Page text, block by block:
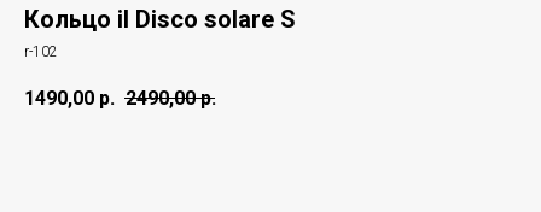
Кольцо il Disco solare S
r-102
1490,00 р. 2490,00 р.